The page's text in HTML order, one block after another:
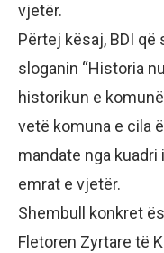
vjetër.
Përtej kësaj, BDI
sloganin “Historia
historikun e
vetë komuna e cila
mandate nga kuadri
emrat e vjetër.
Shembull konkret
Fletoren Zyrtare të